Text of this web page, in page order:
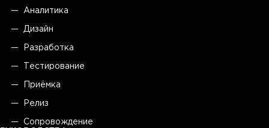
Аналитика
Дизайн
Разработка
Тестирование
Приёмка
Релиз
Сопровождение